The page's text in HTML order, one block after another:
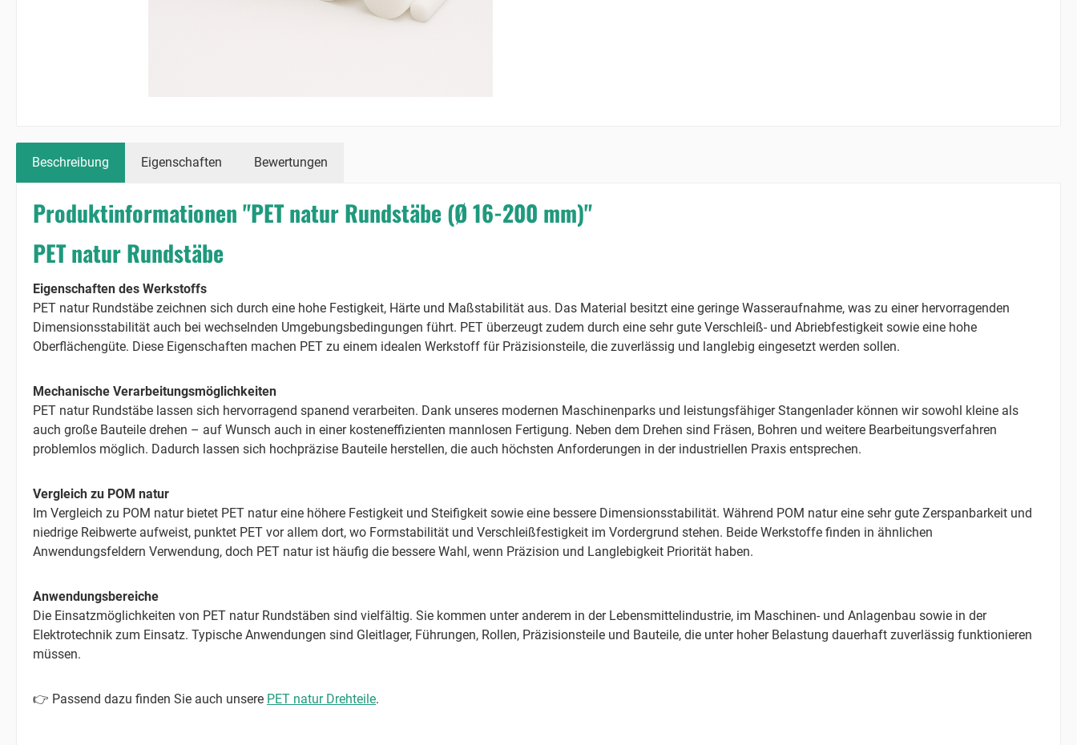
Beschreibung Eigenschaften Bewertungen
Produktinformationen "PET natur Rundstäbe (Ø 16-200 mm)"
PET natur Rundstäbe
Eigenschaften des Werkstoffs
PET natur Rundstäbe zeichnen sich durch eine hohe Festigkeit, Härte und Maßstabilität aus. Das Material besitzt eine geringe Wasseraufnahme, was zu einer hervorragenden
Dimensionsstabilität auch bei wechselnden Umgebungsbedingungen führt. PET überzeugt zudem durch eine sehr gute Verschleiß- und Abriebfestigkeit sowie eine hohe
Oberflächengüte. Diese Eigenschaften machen PET zu einem idealen Werkstoff für Präzisionsteile, die zuverlässig und langlebig eingesetzt werden sollen.
Mechanische Verarbeitungsmöglichkeiten
PET natur Rundstäbe lassen sich hervorragend spanend verarbeiten. Dank unseres modernen Maschinenparks und leistungsfähiger Stangenlader können wir sowohl kleine als
auch große Bauteile drehen – auf Wunsch auch in einer kosteneffizienten mannlosen Fertigung. Neben dem Drehen sind Fräsen, Bohren und weitere Bearbeitungsverfahren
problemlos möglich. Dadurch lassen sich hochpräzise Bauteile herstellen, die auch höchsten Anforderungen in der industriellen Praxis entsprechen.
Vergleich zu POM natur
Im Vergleich zu POM natur bietet PET natur eine höhere Festigkeit und Steifigkeit sowie eine bessere Dimensionsstabilität. Während POM natur eine sehr gute Zerspanbarkeit und
niedrige Reibwerte aufweist, punktet PET vor allem dort, wo Formstabilität und Verschleißfestigkeit im Vordergrund stehen. Beide Werkstoffe finden in ähnlichen
Anwendungsfeldern Verwendung, doch PET natur ist häufig die bessere Wahl, wenn Präzision und Langlebigkeit Priorität haben.
Anwendungsbereiche
Die Einsatzmöglichkeiten von PET natur Rundstäben sind vielfältig. Sie kommen unter anderem in der Lebensmittelindustrie, im Maschinen- und Anlagenbau sowie in der
Elektrotechnik zum Einsatz. Typische Anwendungen sind Gleitlager, Führungen, Rollen, Präzisionsteile und Bauteile, die unter hoher Belastung dauerhaft zuverlässig funktionieren
müssen.
👉 Passend dazu finden Sie auch unsere PET natur Drehteile.